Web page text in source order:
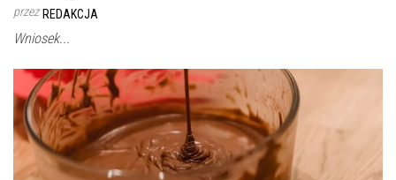
przez REDAKCJA
Wniosek...